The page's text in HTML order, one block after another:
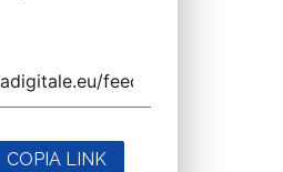
COPIA LINK